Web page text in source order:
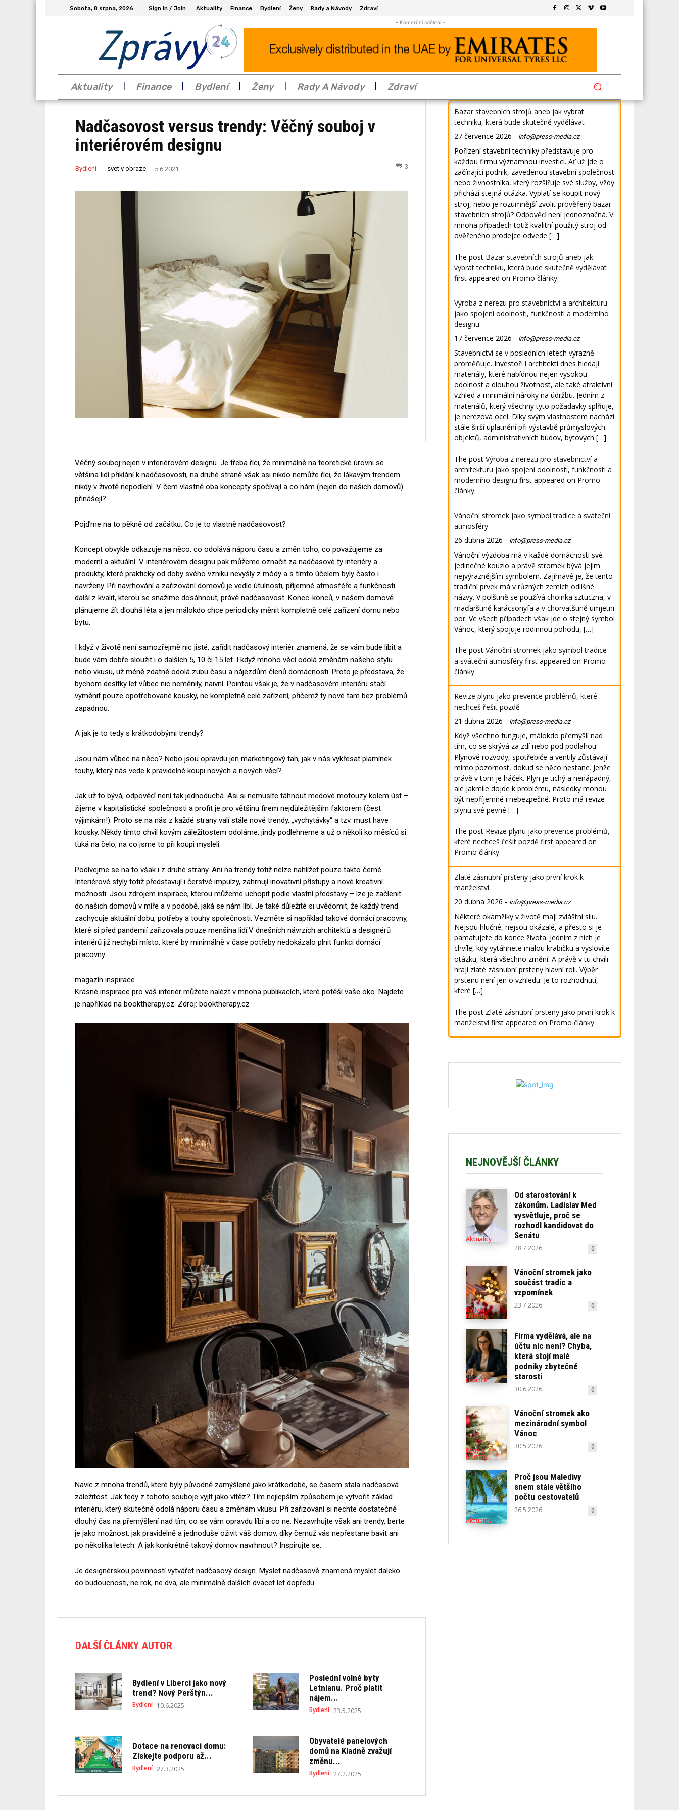
Sobota, 8 srpna, 2026 Sign in / Join Aktuality Finance Bydlení Ženy Rady a Návody Zdraví
Zprávy - Komerční sdělení -
Aktuality Finance Bydlení Ženy Rady A Návody Zdraví
Nadčasovost versus trendy: Věčný souboj v
interiérovém designu
Bydlení svet v obraze 5.6.2021 3
Věčný souboj nejen v interiérovém designu. Je třeba říci, že minimálně na teoretické úrovni se
většina lidí přiklání k nadčasovosti, na druhé straně však asi nikdo nemůže říci, že lákavým trendem
nikdy v životě nepodlehl. V čem vlastně oba koncepty spočívají a co nám (nejen do našich domovů)
přinášejí?
Pojďme na to pěkně od začátku: Co je to vlastně nadčasovost?
Koncept obvykle odkazuje na něco, co odolává náporu času a změn toho, co považujeme za
moderní a aktuální. V interiérovém designu pak můžeme označit za nadčasové ty interiéry a
produkty, které prakticky od doby svého vzniku nevyšly z módy a s tímto účelem byly často i
navrženy. Při navrhování a zařizování domovů je vedle útulnosti, příjemné atmosféře a funkčnosti
další z kvalit, kterou se snažíme dosáhnout, právě nadčasovost. Konec-konců, v našem domově
plánujeme žít dlouhá léta a jen málokdo chce periodicky měnit kompletně celé zařízení domu nebo
bytu.
I když v životě není samozřejmě nic jisté, zařídit nadčasový interiér znamená, že se vám bude líbit a
bude vám dobře sloužit i o dalších 5, 10 či 15 let. I když mnoho věcí odolá změnám našeho stylu
nebo vkusu, už méně zdatně odolá zubu času a nájezdům členů domácnosti. Proto je představa, že
bychom desítky let vůbec nic neměnily, naivní. Pointou však je, že v nadčasovém interiéru stačí
vyměnit pouze opotřebované kousky, ne kompletně celé zařízení, přičemž ty nové tam bez problémů
zapadnou.
A jak je to tedy s krátkodobými trendy?
Jsou nám vůbec na něco? Nebo jsou opravdu jen marketingový tah, jak v nás vykřesat plamínek
touhy, který nás vede k pravidelné koupi nových a nových věcí?
Jak už to bývá, odpověď není tak jednoduchá. Asi si nemusíte táhnout medové motouzy kolem úst –
žijeme v kapitalistické společnosti a profit je pro většinu firem nejdůležitějším faktorem (čest
výjimkám!). Proto se na nás z každé strany valí stále nové trendy, „vychytávky“ a tzv. must have
kousky. Někdy tímto chvil kovým záležitostem odoláme, jindy podlehneme a už o několi ko měsíců si
ťuká na čelo, na co jsme to při koupi mysleli.
Podívejme se na to však i z druhé strany. Ani na trendy totiž nelze nahlížet pouze takto černé.
Interiérové ​​styly totiž představují i ​​čerstvé impulzy, zahrnují inovativní přístupy a nové kreativní
možnosti. Jsou zdrojem inspirace, kterou můžeme uchopit podle vlastní představy – lze je začlenit
do našich domovů v míře a v podobě, jaká se nám líbí. Je také důležité si uvědomit, že každý trend
zachycuje aktuální dobu, potřeby a touhy společnosti. Vezměte si například takové domácí pracovny,
které si před pandemií zařizovala pouze menšina lidí.V dnešních návrzích architektů a designérů
interiérů již nechybí místo, které by minimálně v čase potřeby nedokázalo plnit funkci domácí
pracovny.
magazín inspirace
Krásné inspirace pro váš interiér můžete nalézt v mnoha publikacích, které potěší vaše oko. Najdete
je například na booktherapy.cz. Zdroj: booktherapy.cz
Navíc z mnoha trendů, které byly původně zamýšlené jako krátkodobé, se časem stala nadčasová
záležitost. Jak tedy z tohoto souboje vyjít jako vítěz? Tím nejlepším způsobem je vytvořit základ
interiéru, který skutečně odolá náporu času a změnám vkusu. Při zařizování si nechte dostatečně
dlouhý čas na přemýšlení nad tím, co se vám opravdu líbí a co ne. Nezavrhujte však ani trendy, berte
je jako možnost, jak pravidelně a jednoduše oživit váš domov, díky čemuž vás nepřestane bavit ani
po několika letech. A jak konkrétně takový domov navrhnout? Inspirujte se.
Je designérskou povinností vytvářet nadčasový design. Myslet nadčasově znamená myslet daleko
do budoucnosti, ne rok, ne dva, ale minimálně dalších dvacet let dopředu.
DALŠÍ ČLÁNKY AUTOR
Bydlení v Liberci jako nový
trend? Nový Perštýn...
Bydlení 10.6.2025
Poslední volné byty
Letnianu. Proč platit
nájem...
Bydlení 23.5.2025
Dotace na renovaci domu:
Získejte podporu až...
Bydlení 27.3.2025
Obyvatelé panelových
domů na Kladně zvažují
změnu...
Bydlení 27.2.2025
Bazar stavebních strojů aneb jak vybrat
techniku, která bude skutečně vydělávat
27 července 2026 - info@press-media.cz
Pořízení stavební techniky představuje pro
každou firmu významnou investici. Ať už jde o
začínající podnik, zavedenou stavební společnost
nebo živnostníka, který rozšiřuje své služby, vždy
přichází stejná otázka. Vyplatí se koupit nový
stroj, nebo je rozumnější zvolit prověřený bazar
stavebních strojů? Odpověď není jednoznačná. V
mnoha případech totiž kvalitní použitý stroj od
ověřeného prodejce odvede […]
The post Bazar stavebních strojů aneb jak
vybrat techniku, která bude skutečně vydělávat
first appeared on Promo články.
Výroba z nerezu pro stavebnictví a architekturu
jako spojení odolnosti, funkčnosti a moderního
designu
17 července 2026 - info@press-media.cz
Stavebnictví se v posledních letech výrazně
proměňuje. Investoři i architekti dnes hledají
materiály, které nabídnou nejen vysokou
odolnost a dlouhou životnost, ale také atraktivní
vzhled a minimální nároky na údržbu. Jedním z
materiálů, který všechny tyto požadavky splňuje,
je nerezová ocel. Díky svým vlastnostem nachází
stále širší uplatnění při výstavbě průmyslových
objektů, administrativních budov, bytových […]
The postVýroba z nerezu pro stavebnictví a
architekturu jako spojení odolnosti, funkčnosti a
moderního designu first appeared on Promo
články.
Vánoční stromek jako symbol tradice a sváteční
atmosféry
26 dubna 2026 - info@press-media.cz
Vánoční výzdoba má v každé domácnosti své
jedinečné kouzlo a právě stromek bývá jejím
nejvýraznějším symbolem. Zajímavé je, že tento
tradiční prvek má v různých zemích odlišné
názvy. V polštině se používá choinka sztuczna, v
maďarštině karácsonyfa a v chorvatštině umjetni
bor. Ve všech případech však jde o stejný symbol
Vánoc, který spojuje rodinnou pohodu, […]
The postVánoční stromek jako symbol tradice
a sváteční atmosféry first appeared on Promo
články.
Revize plynu jako prevence problémů, které
nechceš řešit pozdě
21 dubna 2026 - info@press-media.cz
Když všechno funguje, málokdo přemýšlí nad
tím, co se skrývá za zdí nebo pod podlahou.
Plynové rozvody, spotřebiče a ventily zůstávají
mimo pozornost, dokud se něco nestane. Jenže
právě v tom je háček. Plyn je tichý a nenápadný,
ale jakmile dojde k problému, následky mohou
být nepříjemné i nebezpečné. Proto má revize
plynu své pevné […]
The post Revize plynu jako prevence problémů,
které nechceš řešit pozdě first appeared on
Promo články.
Zlaté zásnubní prsteny jako první krok k
manželství
20 dubna 2026 - info@press-media.cz
Některé okamžiky v životě mají zvláštní sílu.
Nejsou hlučné, nejsou okázalé, a přesto si je
pamatujete do konce života. Jedním z nich je
chvíle, kdy vytáhnete malou krabičku a vyslovíte
otázku, která všechno změní. A právě v tu chvíli
hrají zlaté zásnubní prsteny hlavní roli. Výběr
prstenu není jen o vzhledu. Je to rozhodnutí,
které […]
The post Zlaté zásnubní prsteny jako první krok k
manželstvífirst appeared on Promo články.
NEJNOVĚJŠÍ ČLÁNKY
Aktuality
Od starostování k
zákonům. Ladislav Med
vysvětluje, proč se
rozhodl kandidovat do
Senátu
28.7.2026 0
Rady a
Návody
Vánoční stromek jako
součást tradic a
vzpomínek
23.7.2026 0
Finance
Firma vydělává, ale na
účtu nic není? Chyba,
která stojí malé
podniky zbytečné
starosti
30.6.2026 0
Rady a
Návody
Vánoční stromek ako
mezinárodní symbol
Vánoc
30.5.2026 0
Aktuality
Proč jsou Maledivy
snem stále většího
počtu cestovatelů
26.5.2026 0